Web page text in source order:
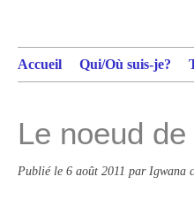
Accueil Qui/Où suis-je?
Le noeud
Publié le 6 août 2011 par Igwana